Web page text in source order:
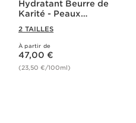
Hydratant Beurre de
Karité - Peaux
2 TAILLES
À partir de
Nouveau prix 47,00 €
47,00 €
(23,50 €/100ml)